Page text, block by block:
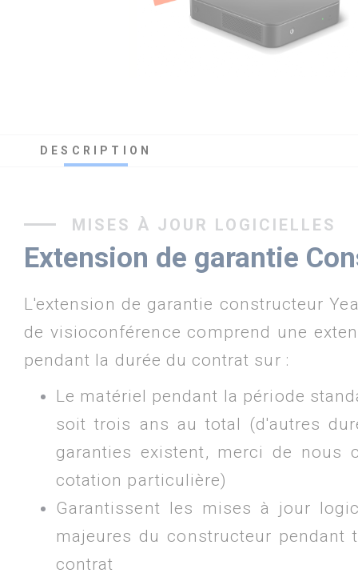
DESCRIPTION
MISES À JOUR LOGICIELLES
Extension de garantie
L'extension de garantie constructeur
de visioconférence comprend une
pendant la durée du contrat sur :
Le matériel pendant la période
soit trois ans au total (d'autres
garanties existent, merci de nous
cotation particulière)
Garantissent les mises à jour
majeures du constructeur pendant
contrat